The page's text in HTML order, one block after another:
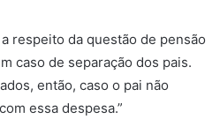
respeito da questão de pensão
caso de separação dos pais.
então, caso o pai não
essa despesa.”